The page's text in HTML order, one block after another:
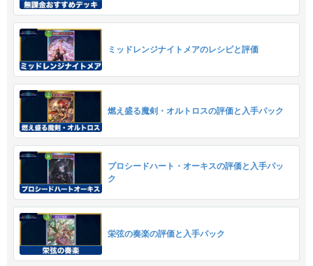
ミッドレンジナイトメアのレシピと評価
燃え盛る魔剣・オルトロスの評価と入手パック
プロシードハート・オーキスの評価と入手パッ
ク
栄弦の奏楽の評価と入手パック